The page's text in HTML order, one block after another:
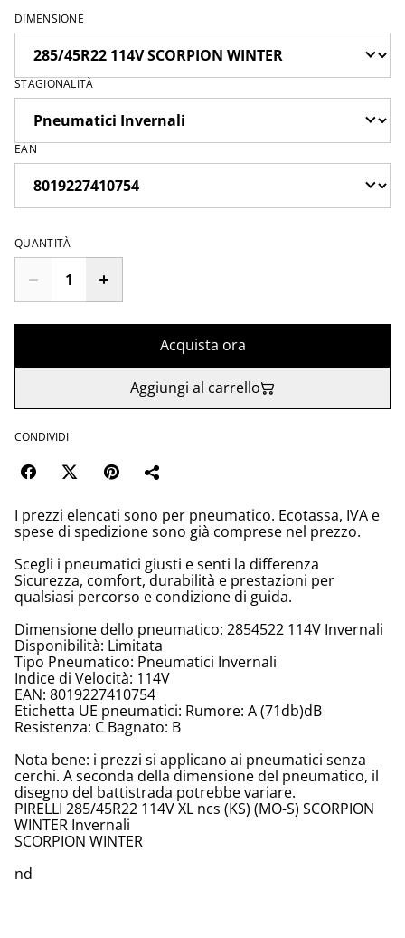
DIMENSIONE
STAGIONALITÀ
EAN
QUANTITÀ
Acquista ora
Aggiungi al carrello
CONDIVIDI
I prezzi elencati sono per pneumatico. Ecotassa, IVA e
spese di spedizione sono già comprese nel prezzo.
Scegli i pneumatici giusti e senti la differenza
Sicurezza, comfort, durabilità e prestazioni per
qualsiasi percorso e condizione di guida.
Dimensione dello pneumatico: 2854522 114V Invernali
Disponibilità: Limitata
Tipo Pneumatico: Pneumatici Invernali
Indice di Velocità: 114V
EAN: 8019227410754
Etichetta UE pneumatici: Rumore: A (71db)dB
Resistenza: C Bagnato: B
Nota bene: i prezzi si applicano ai pneumatici senza
cerchi. A seconda della dimensione del pneumatico, il
disegno del battistrada potrebbe variare.
PIRELLI 285/45R22 114V XL ncs (KS) (MO-S) SCORPION
WINTER Invernali
SCORPION WINTER
nd